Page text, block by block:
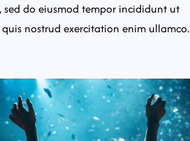
do eiusmod tempor incididunt ut
nostrud exercitation enim ullamco.